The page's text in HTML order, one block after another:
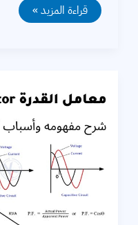
تحسين
معامل
قراءة المزيد »